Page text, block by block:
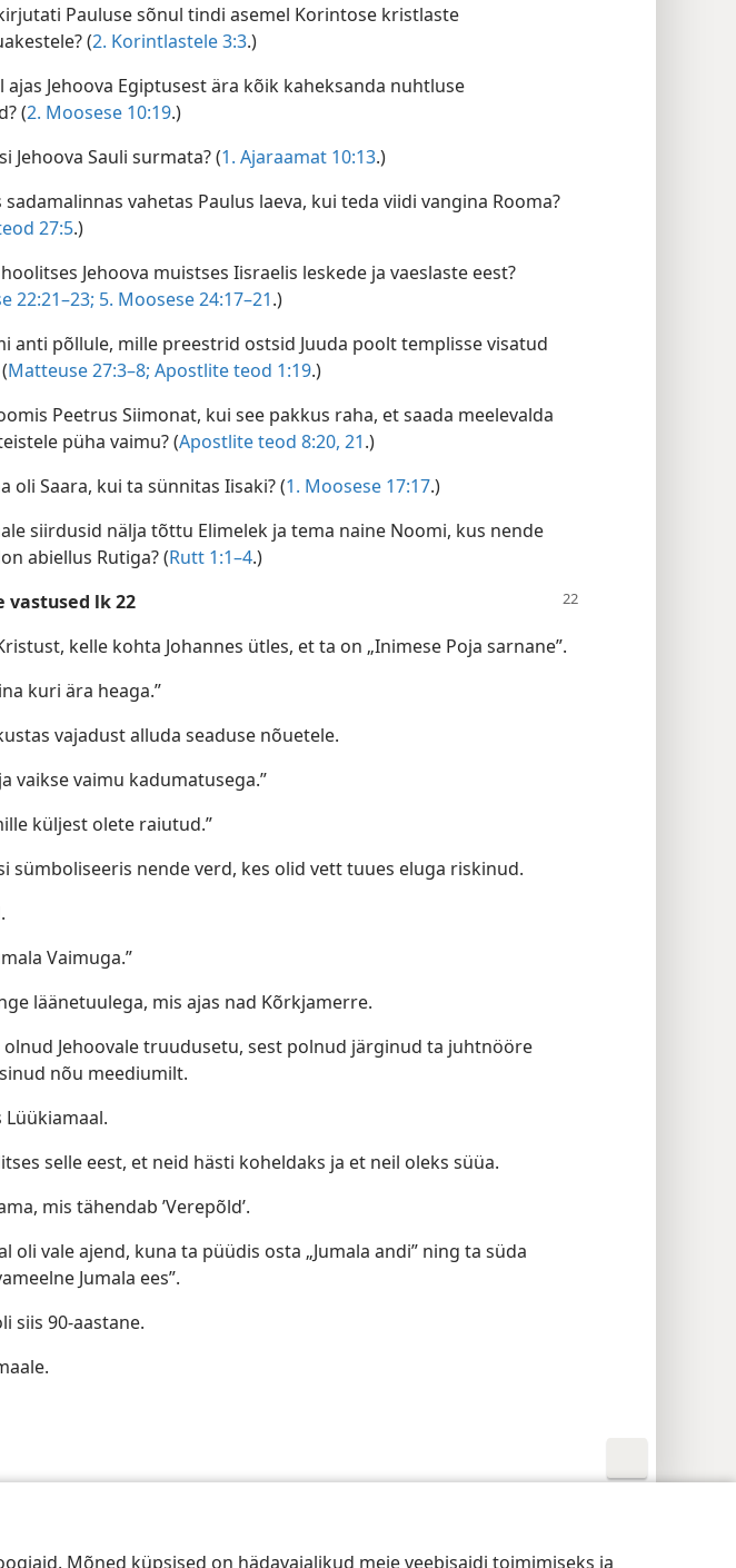
Mõned küpsised on hädavajalikud meie veebisaidi toimimiseks ja
Pauluse sõnul tindi asemel Korintose kristlaste
(2. Korintlastele 3:3.)
ajas Jehoova Egiptusest ära kõik kaheksanda nuhtluse
(2. Moosese 10:19.)
Jehoova Sauli surmata? (1. Ajaraamat 10:13.)
sadamalinnas vahetas Paulus laeva, kui teda viidi vangina Rooma?
27:5.)
Jehoova muistses Iisraelis leskede ja vaeslaste eest?
22:21–23; 5. Moosese 24:17–21.)
anti põllule, mille preestrid ostsid Juuda poolt templisse visatud
Matteuse 27:3–8; Apostlite teod 1:19.)
Peetrus Siimonat, kui see pakkus raha, et saada meelevalda
püha vaimu? (Apostlite teod 8:20, 21.)
oli Saara, kui ta sünnitas Iisaki? (1. Moosese 17:17.)
siirdusid nälja tõttu Elimelek ja tema naine Noomi, kus nende
abiellus Rutiga? (Rutt 1:1–4.)
vastused lk 22
kelle kohta Johannes ütles, et ta on „Inimese Poja sarnane”.
kuri ära heaga.”
vajadust alluda seaduse nõuetele.
vaikse vaimu kadumatusega.”
küljest olete raiutud.”
sümboliseeris nende verd, kes olid vett tuues eluga riskinud.
Vaimuga.”
läänetuulega, mis ajas nad Kõrkjamerre.
olnud Jehoovale truudusetu, sest polnud järginud ta juhtnööre
nõu meediumilt.
Lüükiamaal.
selle eest, et neid hästi koheldaks ja et neil oleks süüa.
mis tähendab ’Verepõld’.
oli vale ajend, kuna ta püüdis osta „Jumala andi” ning ta süda
Jumala ees”.
siis 90-aastane.